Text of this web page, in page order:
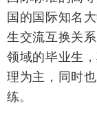
合作交流
校园生活
信息服务
国的国际知名
生交流互换关
领域的毕业生
理为主，同时
练。